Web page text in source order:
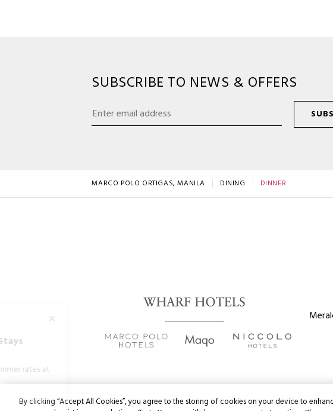
SUBSCRIBE TO NEWS & OFFERS
MARCO POLO ORTIGAS, MANILA DINING DINNER
By clicking “Accept All Cookies”, you agree to the storing of cookies on your device to